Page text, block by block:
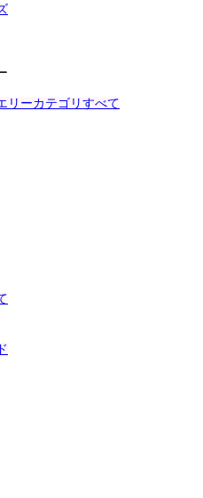
リーカテゴリすべて